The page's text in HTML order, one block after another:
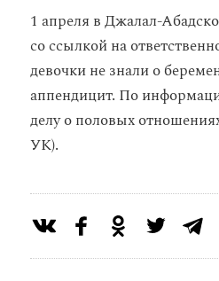
1 апреля в Джалал-
со ссылкой на
девочки не знали о
аппендицит. По
делу о половых
УК).